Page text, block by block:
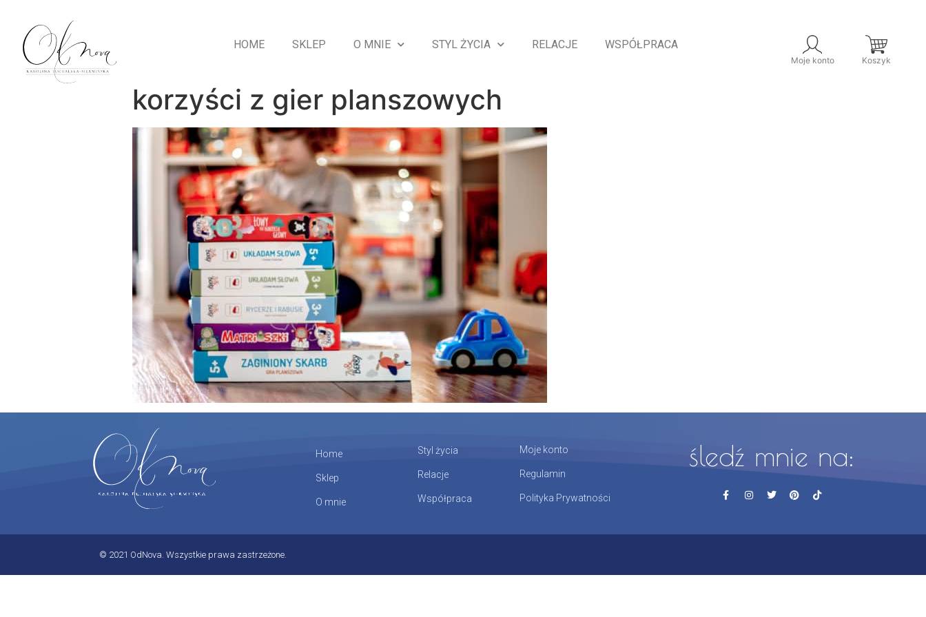
HOME SKLEP O MNIE STYL ŻYCIA RELACJE WSPÓŁPRACA
Moje konto Koszyk
korzyści z gier planszowych
Home
Sklep
O mnie
Styl życia
Relacje
Współpraca
Moje konto
Regulamin
Polityka Prywatności
śledź mnie na:
© 2021 OdNova. Wszystkie prawa zastrzeżone.